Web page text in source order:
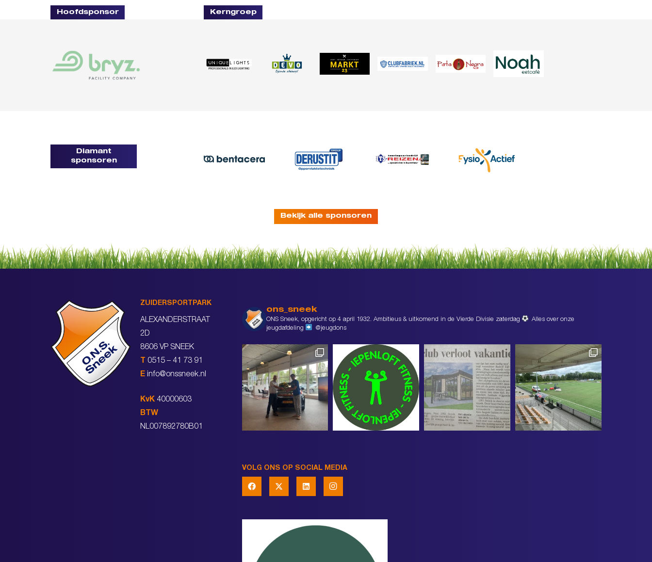
Hoofdsponsor Kerngroep
Diamant
sponsoren
Bekijk alle sponsoren
ZUIDERSPORTPARK
ALEXANDERSTRAAT
2D
8606 VP SNEEK
T 0515 – 41 73 91
E info@onssneek.nl
KvK 40000603
BTW
NL007892780B01
ons_sneek
ONS Sneek, opgericht op 4 april 1932. Ambitieus & uitkomend in de Vierde Divisie zaterdag
Alles over onze
jeugdafdeling
@jeugdons
VOLG ONS OP SOCIAL MEDIA